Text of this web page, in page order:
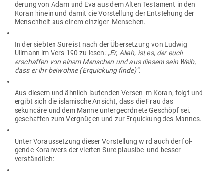
derung von Adam und Eva aus dem Alten Tes­tament in den
Koran hinein und damit die Vor­stellung der Ent­stehung der
Menschheit aus einem ein­zigen Menschen.
In der siebten Sure ist nach der Über­setzung von Ludwig
Ullmann im Vers 190 zu lesen: „Er, Allah, ist es, der euch
erschaffen von einem Men­schen und aus diesem sein Weib,
dass er ihr bei­wohne (Erqui­ckung finde)“.
Aus diesem und ähnlich lau­tenden Versen im Koran, folgt und
ergibt sich die isla­mische Ansicht, dass die Frau das
sekundäre und dem Manne unter­ge­ordnete Geschöpf sei,
geschaffen zum Ver­gnügen und zur Erqui­ckung des Mannes.
Unter Vor­aus­setzung dieser Vor­stellung wird auch der fol­
gende Koranvers der vierten Sure plau­sibel und besser
verständlich: